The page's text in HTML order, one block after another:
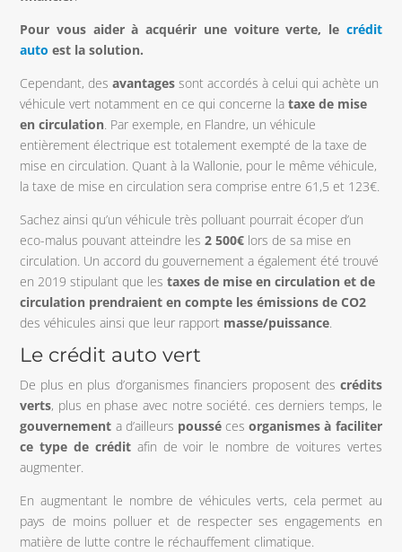
Pour vous aider à acquérir une voiture verte, le crédit
auto est la solution.
Cependant, desavantages sont accordés à celui qui achète un
véhicule vert notamment en ce qui concerne lataxe de mise
en circulation. Par exemple, en Flandre, un véhicule
entièrement électrique est totalement exempté de la taxe de
mise en circulation. Quant à la Wallonie, pour le même véhicule,
la taxe de mise en circulation sera comprise entre 61,5 et 123€.
Sachez ainsi qu’un véhicule très polluant pourrait écoper d’un
eco-malus pouvant atteindre les2 500€ lors de sa mise en
circulation. Un accord du gouvernement a également été trouvé
en 2019 stipulant que les taxes de mise en circulation et de
circulation prendraient en compte les émissions de CO2
des véhicules ainsi que leur rapport masse/puissance.
Le crédit auto vert
De plus en plus d’organismes financiers proposent des crédits
verts, plus en phase avec notre société. ces derniers temps, le
gouvernement a d’ailleurs poussécesorganismes à faciliter
ce type de créditafin de voir le nombre de voitures vertes
augmenter.
En augmentant le nombre de véhicules verts, cela permet au
pays de moins polluer et de respecter ses engagements en
matière de lutte contre le réchauffement climatique.